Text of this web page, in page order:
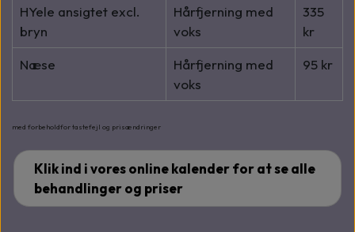
HYele ansigtet excl.
bryn
Hårfjerning med
voks
335
kr
Næse
Hårfjerning med
voks
95 kr
med forbeholdfor tastefejl og prisændringer
Klik ind i vores online kalender for at se alle
behandlinger og priser